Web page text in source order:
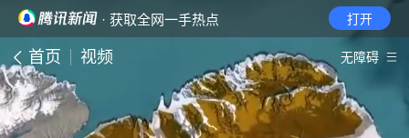
· 获取全网一手热点 打开
首页 视频 无障碍